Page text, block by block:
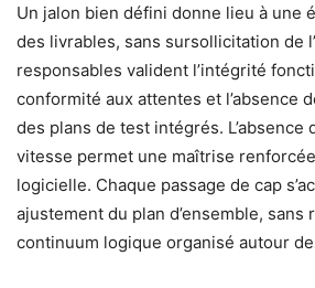
Un jalon bien défini donne lieu à une
des livrables, sans sursollicitation de
responsables valident l’intégrité
conformité aux attentes et l’absence
des plans de test intégrés. L’absence
vitesse permet une maîtrise
logicielle. Chaque passage de cap
ajustement du plan d’ensemble, sans
continuum logique organisé autour